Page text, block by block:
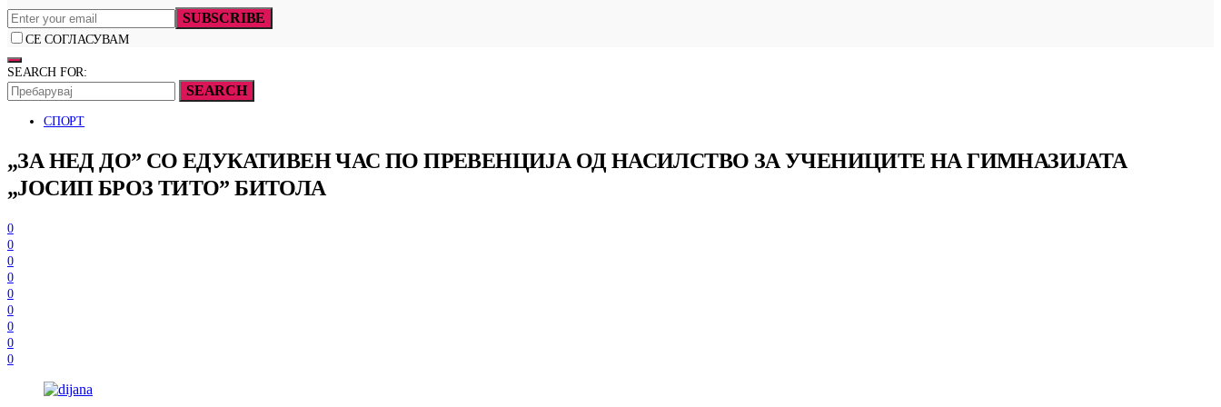
SUBSCRIBE
СЕ СОГЛАСУВАМ
SEARCH FOR:
SEARCH
СПОРТ
„ЗА НЕД ДО” СО ЕДУКАТИВЕН ЧАС ПО ПРЕВЕНЦИЈА ОД НАСИЛСТВО ЗА УЧЕНИЦИТЕ НА ГИМНАЗИЈАТА
„ЈОСИП БРОЗ ТИТО” БИТОЛА
0
0
0
0
0
0
0
0
0